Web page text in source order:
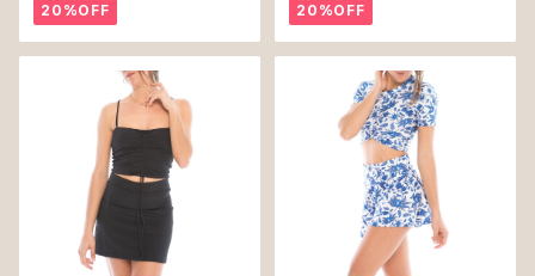
20%OFF 20%OFF